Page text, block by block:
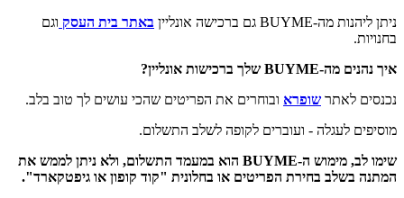
ניתן ליהנות מה-BUYME גם ברכישה אונליין
באתר בית העסק וגם
בחנויות.
איך נהנים מה-BUYME שלך ברכישות אונליין?
נכנסים לאתר שופרא ובוחרים את הפריטים שהכי עושים לך טוב בלב.
מוסיפים לעגלה - ועוברים לקופה לשלב התשלום.
שימו לב, מימוש ה-BUYME הוא במעמד התשלום, ולא ניתן לממש את
המתנה בשלב בחירת הפריטים או בחלונית "קוד קופון או גיפטקארד".